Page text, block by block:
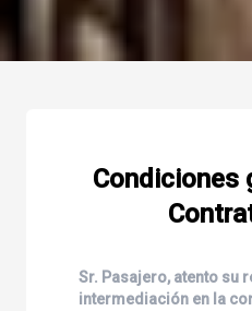
Condiciones
Sr. Pasajero, atento su
intermediación en la